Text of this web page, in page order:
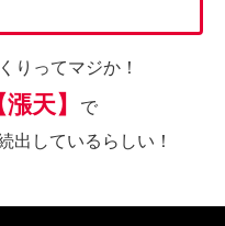
りってマジか！
漲天】
で
出しているらしい！